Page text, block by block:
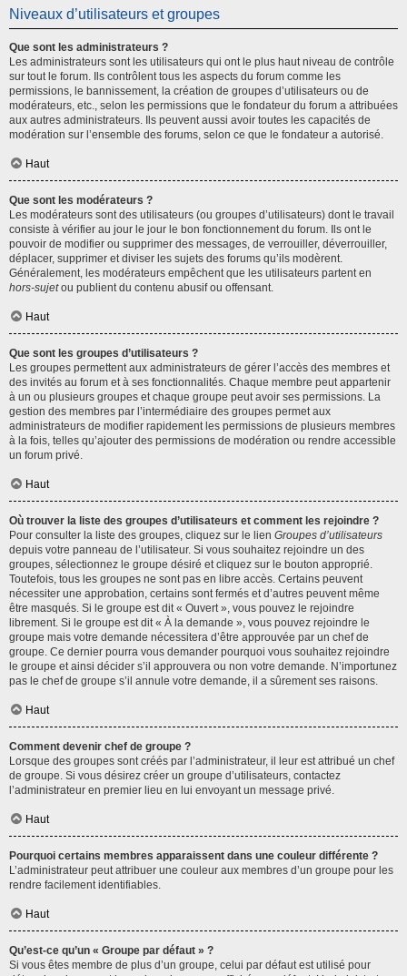
Niveaux d’utilisateurs et groupes
Que sont les administrateurs ?
Les administrateurs sont les utilisateurs qui ont le plus haut niveau de contrôle
sur tout le forum. Ils contrôlent tous les aspects du forum comme les
permissions, le bannissement, la création de groupes d’utilisateurs ou de
modérateurs, etc., selon les permissions que le fondateur du forum a attribuées
aux autres administrateurs. Ils peuvent aussi avoir toutes les capacités de
modération sur l’ensemble des forums, selon ce que le fondateur a autorisé.
Haut
Que sont les modérateurs ?
Les modérateurs sont des utilisateurs (ou groupes d’utilisateurs) dont le travail
consiste à vérifier au jour le jour le bon fonctionnement du forum. Ils ont le
pouvoir de modifier ou supprimer des messages, de verrouiller, déverrouiller,
déplacer, supprimer et diviser les sujets des forums qu’ils modèrent.
Généralement, les modérateurs empêchent que les utilisateurs partent en
hors-sujetou publient du contenu abusif ou offensant.
Haut
Que sont les groupes d’utilisateurs ?
Les groupes permettent aux administrateurs de gérer l’accès des membres et
des invités au forum et à ses fonctionnalités. Chaque membre peut appartenir
à un ou plusieurs groupes et chaque groupe peut avoir ses permissions. La
gestion des membres par l’intermédiaire des groupes permet aux
administrateurs de modifier rapidement les permissions de plusieurs membres
à la fois, telles qu’ajouter des permissions de modération ou rendre accessible
un forum privé.
Haut
Où trouver la liste des groupes d’utilisateurs et comment les rejoindre ?
Pour consulter la liste des groupes, cliquez sur le lien Groupes d’utilisateurs
depuis votre panneau de l’utilisateur. Si vous souhaitez rejoindre un des
groupes, sélectionnez le groupe désiré et cliquez sur le bouton approprié.
Toutefois, tous les groupes ne sont pas en libre accès. Certains peuvent
nécessiter une approbation, certains sont fermés et d’autres peuvent même
être masqués. Si le groupe est dit « Ouvert », vous pouvez le rejoindre
librement. Si le groupe est dit « À la demande », vous pouvez rejoindre le
groupe mais votre demande nécessitera d’être approuvée par un chef de
groupe. Ce dernier pourra vous demander pourquoi vous souhaitez rejoindre
le groupe et ainsi décider s’il approuvera ou non votre demande. N’importunez
pas le chef de groupe s’il annule votre demande, il a sûrement ses raisons.
Haut
Comment devenir chef de groupe ?
Lorsque des groupes sont créés par l’administrateur, il leur est attribué un chef
de groupe. Si vous désirez créer un groupe d’utilisateurs, contactez
l’administrateur en premier lieu en lui envoyant un message privé.
Haut
Pourquoi certains membres apparaissent dans une couleur différente ?
L’administrateur peut attribuer une couleur aux membres d’un groupe pour les
rendre facilement identifiables.
Haut
Qu’est-ce qu’un « Groupe par défaut » ?
Si vous êtes membre de plus d’un groupe, celui par défaut est utilisé pour